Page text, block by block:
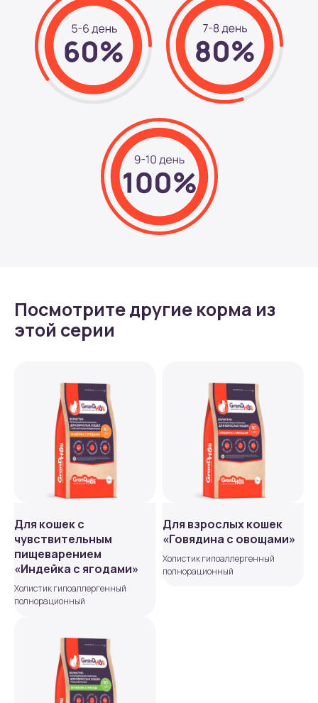
Посмотрите другие корма из
этой серии
Для кошек с
чувствительным
пищеварением
«Индейка с ягодами»
Холистик гипоаллергенный
полнорационный
Для взрослых кошек
«Говядина с овощами»
Холистик гипоаллергенный
полнорационный